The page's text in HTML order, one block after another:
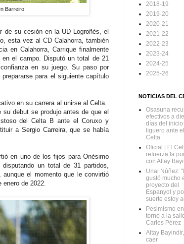
Barreiro
de su cesión en la UD Logroñés, el
esta vez al CD Calahorra, también
en Calahorra, Carrique finalmente
el campo. Disputó un total de 21
en su juego. Su paso por
para el siguiente capítulo
en su carrera al unirse al Celta.
debut se produjo antes de que el
del Celta B ante el Coruxo y
a Sergio Carreira, que se había
en uno de los fijos para Onésimo
un total de 31 partidos,
el momento que le convirtió
enero de 2022.
2018-19
2019-20
2020-21
2021-22
2022-23
2023-24
2024-25
2025-26
NOTICIAS DEL
Osasuna
efectivos a
días del inicio
liguero ante el
Celta
Oficial | El
refuerza la
con Altay
Unai Núñez:
gustó mucho
proyecto del
Espanyol y
suerte estoy
Pesimismo en
torno a la
Carles Pérez
Altay Bayindir,
caer